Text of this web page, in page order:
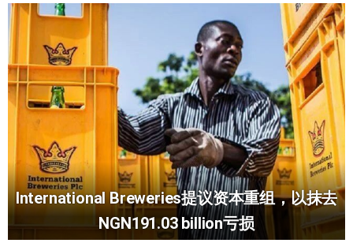
International Breweries提议资本重组，以抹去
NGN191.03 billion亏损